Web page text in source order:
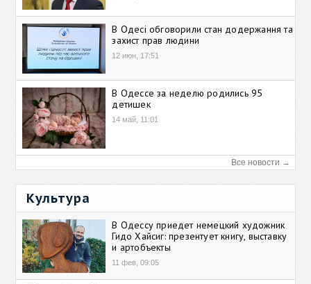
В Одесі обговорили стан додержання та
захист прав людини
12 июн, 17:51
В Одессе за неделю родились 95
детишек
14 май, 11:01
Все новости →
Культура
В Одессу приедет немецкий художник
Гидо Хайсиг: презентует книгу, выставку
и артобъекты
11 фев, 09:05